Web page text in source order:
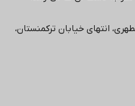
انتهاي خیابان ترکمنستان،